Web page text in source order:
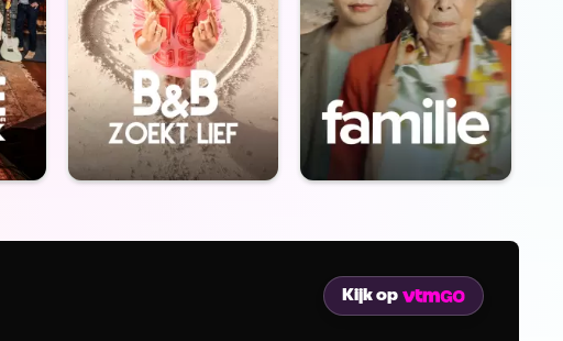
Kijk op